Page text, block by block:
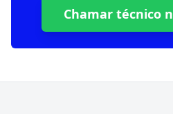
Chamar técnico